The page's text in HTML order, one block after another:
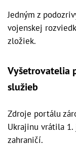
Jedným z
vojenskej
zložiek.
Vyšetrovatelia
služieb
Zdroje portálu
Ukrajinu vrátila
zahraničí.